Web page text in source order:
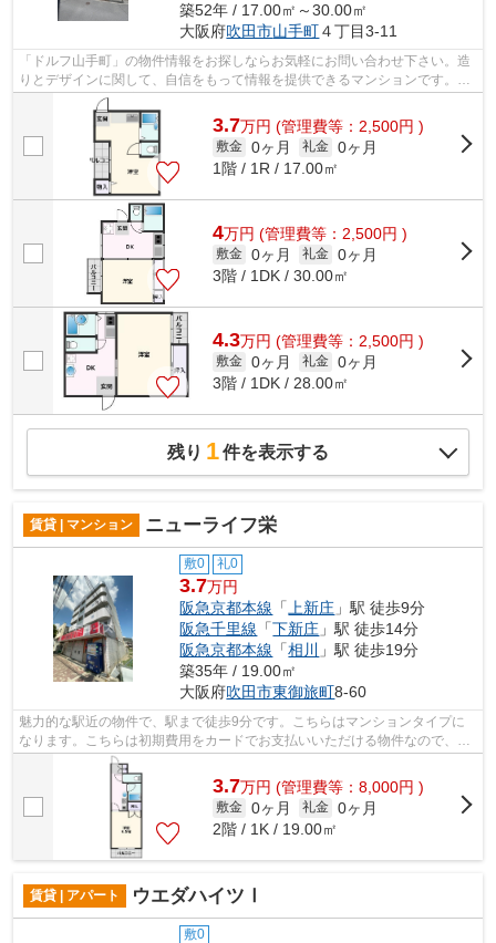
築52年 / 17.00㎡～30.00㎡
大阪府吹田市山手町４丁目3-11
「ドルフ山手町」の物件情報をお探しならお気軽にお問い合わせ下さい。造
りとデザインに関して、自信をもって情報を提供できるマンションです。初
期費用のカード決済ができます。構造...
3.7万円 (管理費等：2,500円 )
敷金 0ヶ月 礼金 0ヶ月
1階 / 1R / 17.00㎡
4万円 (管理費等：2,500円 )
敷金 0ヶ月 礼金 0ヶ月
3階 / 1DK / 30.00㎡
4.3万円 (管理費等：2,500円 )
敷金 0ヶ月 礼金 0ヶ月
3階 / 1DK / 28.00㎡
残り 1件を表示する
賃貸 | マンション ニューライフ栄
敷0 礼0
3.7万円
阪急京都本線 「 上新庄 」駅 徒歩9分
阪急千里線 「下新庄 」駅 徒歩14分
阪急京都本線 「相川
」駅 徒歩19分
築35年 / 19.00㎡
大阪府吹田市東御旅町8-60
魅力的な駅近の物件で、駅まで徒歩9分です。こちらはマンションタイプに
なります。こちらは初期費用をカードでお支払いいただける物件なので、支
払い手続きの手間が省けます。共用部に...
3.7万円 (管理費等：8,000円 )
敷金 0ヶ月 礼金 0ヶ月
2階 / 1K / 19.00㎡
賃貸 | アパート ウエダハイツⅠ
敷0